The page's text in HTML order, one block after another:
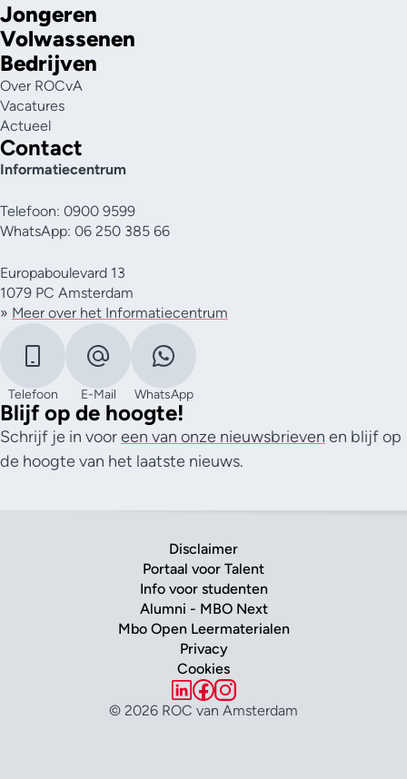
Jongeren
Volwassenen
Bedrijven
Over ROCvA
Vacatures
Actueel
Contact
Informatiecentrum
Telefoon: 0900 9599
WhatsApp: 06 250 385 66
Europaboulevard 13
1079 PC Amsterdam
» Meer over het Informatiecentrum
Telefoon E-Mail WhatsApp
Blijf op de hoogte!
Schrijf je in vooreen van onze nieuwsbrieven en blijf op
de hoogte van het laatste nieuws.
Disclaimer
Portaal voor Talent
Info voor studenten
Alumni - MBO Next
Mbo Open Leermaterialen
Privacy
Cookies
© 2026 ROC van Amsterdam